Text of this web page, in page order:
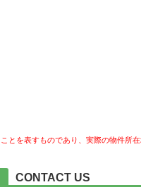
を表すものであり、実際の物件所在
CONTACT US